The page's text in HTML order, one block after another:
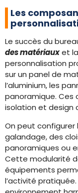
Les
Le succès du
des matériauxet
personnalisation
sur un panel de
l’aluminium, les
panoramique. Ces
isolation et design
On peut
galandage, des
panoramiques ou
Cette modularité
équipements
l’activité